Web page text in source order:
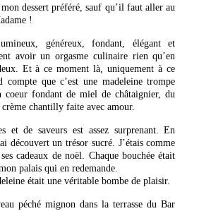
dessert préféré, sauf qu’il faut aller au
!
généreux, fondant, élégant et
avoir un orgasme culinaire rien qu’en
Et à ce moment là, uniquement à ce
que c’est une madeleine trompe
coeur fondant de miel de châtaignier, du
chantilly faite avec amour.
et de saveurs est assez surprenant. En
découvert un trésor sucré. J’étais comme
cadeaux de noël. Chaque bouchée était
palais qui en redemande.
était une véritable bombe de plaisir.
péché mignon dans la terrasse du Bar